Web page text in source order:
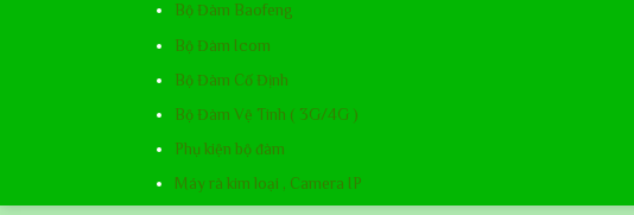
Bộ Đàm Baofeng
Bộ Đàm Icom
Bộ Đàm Cố Định
Bộ Đàm Vệ Tinh ( 3G/4G )
Phụ kiện bộ đàm
Máy rà kim loại , Camera IP